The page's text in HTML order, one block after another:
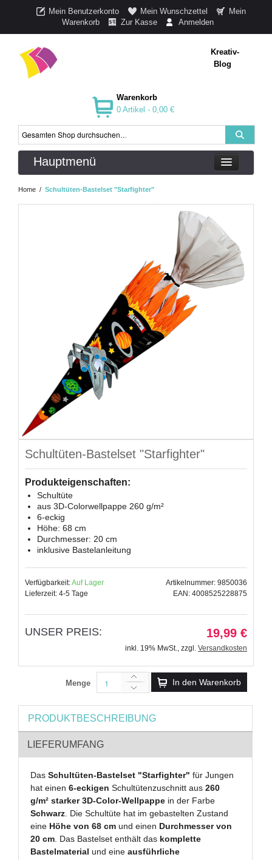
Mein Benutzerkonto Mein Wunschzettel
Mein
Warenkorb
Zur Kasse Anmelden
Kreativ-
Blog
Warenkorb
0 Artikel - 0,00 €
Hauptmenü
Home / Schultüten-Bastelset "Starfighter"
Schultüten-Bastelset "Starfighter"
Produkteigenschaften:
Schultüte
aus 3D-Colorwellpappe 260 g/m²
6-eckig
Höhe: 68 cm
Durchmesser: 20 cm
inklusive Bastelanleitung
Verfügbarkeit:Auf Lager
Lieferzeit: 4-5 Tage
Artikelnummer: 9850036
EAN: 4008525228875
UNSER PREIS: 19,99 €
inkl. 19% MwSt., zzgl. Versandkosten
Menge In den Warenkorb
PRODUKTBESCHREIBUNG
LIEFERUMFANG
DasSchultüten-Bastelset "Starfighter" für Jungen
hat einen 6-eckigen Schultütenzuschnitt aus260
g/m² starker 3D-Color-Wellpappe in der Farbe
Schwarz. Die Schultüte hat im gebastelten Zustand
eine Höhe von 68 cm und einen Durchmesser von
20 cm. Das Bastelset enthält das komplette
Bastelmaterial und eineausführliche